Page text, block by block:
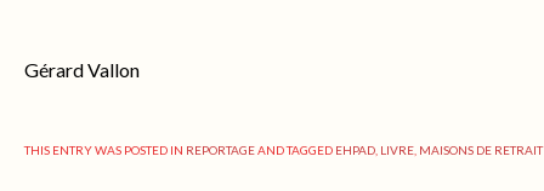
Gérard Vallon
THIS ENTRY WAS POSTED IN REPORTAGEAND TAGGED EHPAD LIVRE MAISONS DE